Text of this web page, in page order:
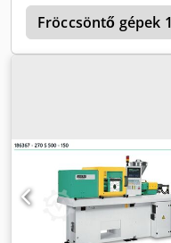
Fröccsöntő gépek